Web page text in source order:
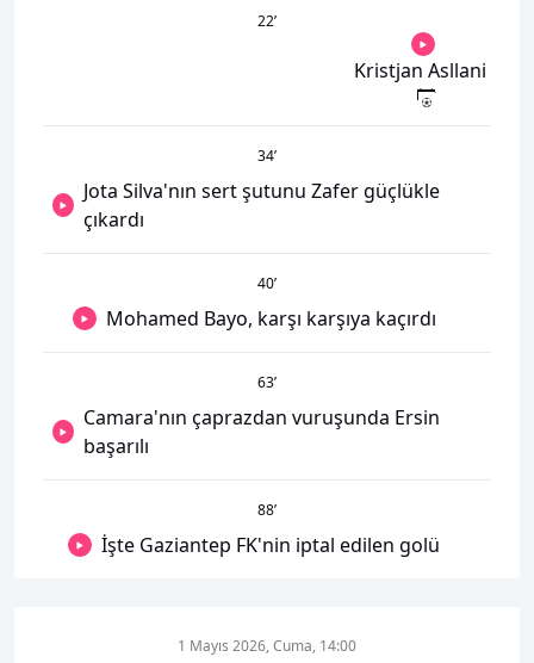
22’
Kristjan Asllani
34’
Jota Silva'nın sert şutunu Zafer güçlükle
çıkardı
40’
Mohamed Bayo, karşı karşıya kaçırdı
63’
Camara'nın çaprazdan vuruşunda Ersin
başarılı
88’
İşte Gaziantep FK'nin iptal edilen golü
1 Mayıs 2026, Cuma, 14:00